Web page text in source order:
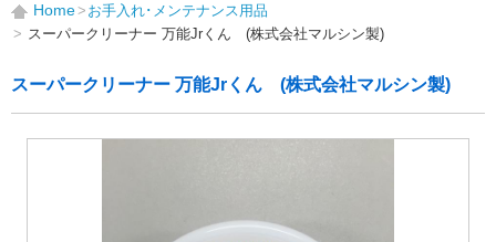
Home
お手入れ･メンテナンス用品
スーパークリーナー 万能Jrくん (株式会社マルシン製)
スーパークリーナー 万能Jrくん (株式会社マルシン製)